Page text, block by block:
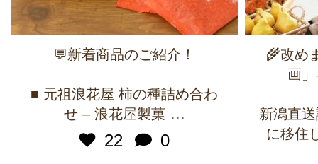
💬新着商品のご紹介！
■ 元祖浪花屋 柿の種詰め合わ
せ – 浪花屋製菓 ...
22
0
🌾改め
画
新潟直
に移住